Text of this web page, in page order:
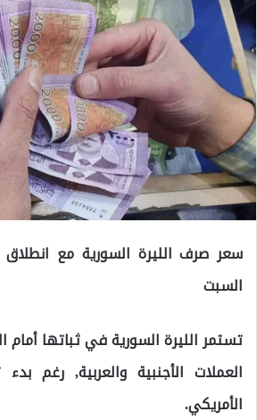
سعر صرف الليرة السورية مع انطلاق
السبت
تستمر الليرة السورية في ثباتها أمام
العملات الأجنبية والعربية, رغم
الأمريكي.